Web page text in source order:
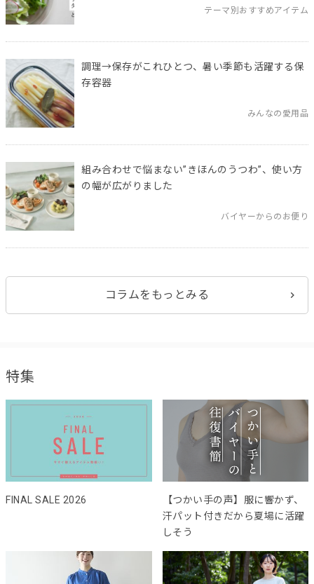
テーマ別おすすめアイテム
調理→保存がこれひとつ、暑い季節も活躍する保
存容器
みんなの愛用品
組み合わせで悩まない”きほんのうつわ”、使い方
の幅が広がりました
バイヤーからのお便り
コラムをもっとみる
特集
FINAL SALE 2026
【つかい手の声】服に響かず、
汗パット付きだから夏場に活躍
しそう